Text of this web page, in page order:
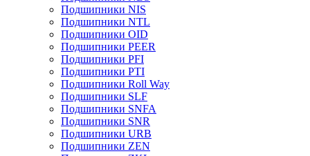
Подшипники NIS
Подшипники NTL
Подшипники OID
Подшипники PEER
Подшипники PFI
Подшипники PTI
Подшипники Roll Way
Подшипники SLF
Подшипники SNFA
Подшипники SNR
Подшипники URB
Подшипники ZEN